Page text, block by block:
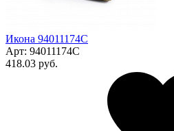
Икона 94011174С
Арт: 94011174С
418.03 руб.